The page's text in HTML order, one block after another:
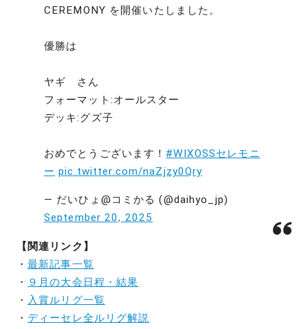
CEREMONY を開催いたしました。
優勝は
ヤギ さん
フォーマット:オールスター
デッキ:グズ子
おめでとうございます！ #WIXOSSセレモニ
ー pic.twitter.com/naZjzy0Qry
— だいひょ@コミかる (@daihyo_jp)
September 20, 2025
【関連リンク】
・最新記事一覧
・ ９月の大会日程・結果
・ 入賞ルリグ一覧
・ ディーセレ全ルリグ解説